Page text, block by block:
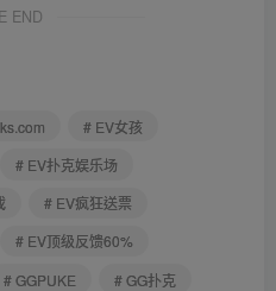
END
# EV女孩
# EV扑克娱乐场
# EV疯狂送票
# EV顶级反馈60%
# GGPUKE
# GG扑克